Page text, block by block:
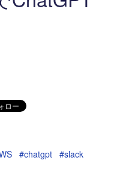
#chatgpt #slack